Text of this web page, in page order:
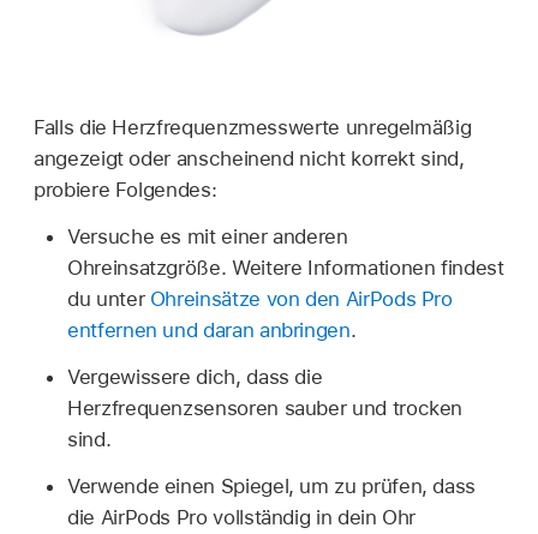
Falls die Herzfrequenzmesswerte unregelmäßig
angezeigt oder anscheinend nicht korrekt sind,
probiere Folgendes:
Versuche es mit einer anderen
Ohreinsatzgröße. Weitere Informationen findest
du unter Ohreinsätze von den AirPods Pro
entfernen und daran anbringen.
Vergewissere dich, dass die
Herzfrequenzsensoren sauber und trocken
sind.
Verwende einen Spiegel, um zu prüfen, dass
die AirPods Pro vollständig in dein Ohr